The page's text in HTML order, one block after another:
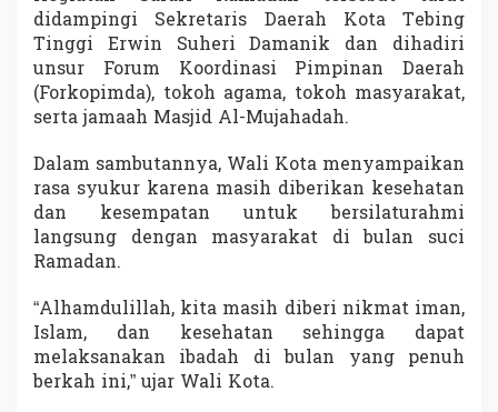
t
B
e
r
j
a
a
a
i
n
g
a
T
a
l
didampingi Sekretaris Daerah Kota Tebing
Tinggi Erwin Suheri Damanik dan dihadiri
unsur Forum Koordinasi Pimpinan Daerah
(Forkopimda), tokoh agama, tokoh masyarakat,
serta jamaah Masjid Al-Mujahadah.
Dalam sambutannya, Wali Kota menyampaikan
rasa syukur karena masih diberikan kesehatan
dan kesempatan untuk bersilaturahmi
langsung dengan masyarakat di bulan suci
Ramadan.
“Alhamdulillah, kita masih diberi nikmat iman,
Islam, dan kesehatan sehingga dapat
melaksanakan ibadah di bulan yang penuh
berkah ini,” ujar Wali Kota.